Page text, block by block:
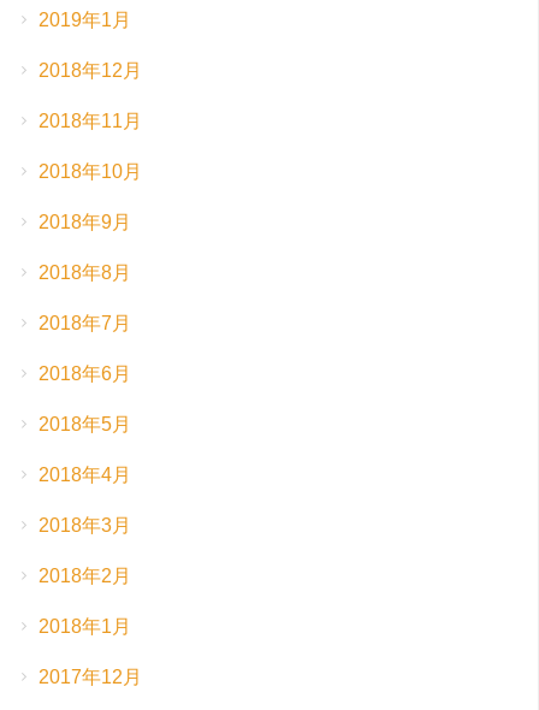
2019年1月
2018年12月
2018年11月
2018年10月
2018年9月
2018年8月
2018年7月
2018年6月
2018年5月
2018年4月
2018年3月
2018年2月
2018年1月
2017年12月